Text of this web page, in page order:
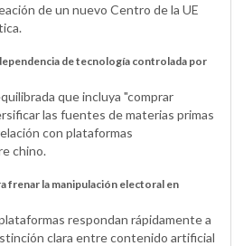
de un nuevo Centro de la UE
de tecnología controlada por
que incluya "comprar
las fuentes de materias primas
con plataformas
chino.
frenar la manipulación electoral en
respondan rápidamente a
clara entre contenido artificial